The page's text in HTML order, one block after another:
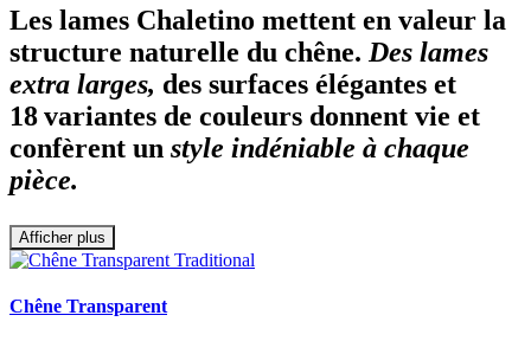
Les lames Chaletino mettent en valeur la
structure naturelle du chêne. Des lames
extra larges, des surfaces élégantes et
18 variantes de couleurs donnent vie et
confèrent un style indéniable à chaque
pièce.
Afficher plus
Chêne Transparent